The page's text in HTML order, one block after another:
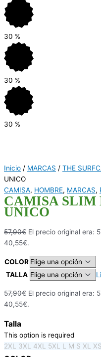
30 %
30 %
30 %
Inicio / MARCAS / THE
UNICO
CAMISA, HOMBRE, MARCAS,
CAMISA SLIM
UNICO
57,90€ El precio original era:
40,55€.
COLOR
TALLA
57,90€ El precio original era:
40,55€.
Talla
This option is required
2XL 3XL 4XL 5XL L M S XL XS